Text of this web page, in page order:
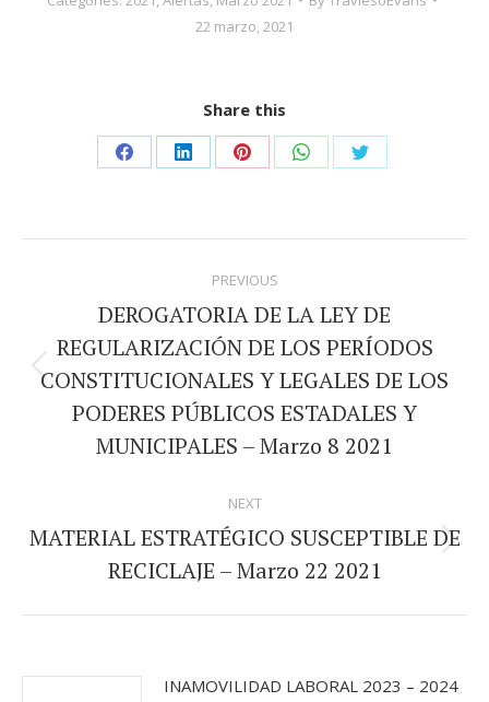
22 marzo, 2021
Share this
Share
Facebook
Share
LinkedIn
Share
Pinterest
Share
WhatsApp
Share
Twitter
navigation
PREVIOUS
Previous
post:
DEROGATORIA DE LA LEY DE
REGULARIZACIÓN DE LOS PERÍODOS
CONSTITUCIONALES Y LEGALES DE LOS
PODERES PÚBLICOS ESTADALES Y
MUNICIPALES – Marzo 8 2021
NEXT
post:
MATERIAL ESTRATÉGICO SUSCEPTIBLE DE
RECICLAJE – Marzo 22 2021
INAMOVILIDAD LABORAL 2023 – 2024